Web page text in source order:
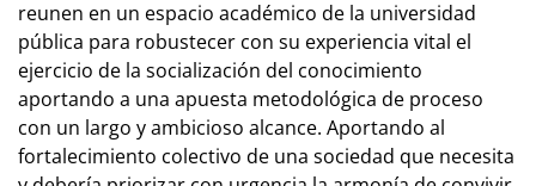
reunen en un espacio académico de la universidad
pública para robustecer con su experiencia vital el
ejercicio de la socialización del conocimiento
aportando a una apuesta metodológica de proceso
con un largo y ambicioso alcance. Aportando al
fortalecimiento colectivo de una sociedad que necesita